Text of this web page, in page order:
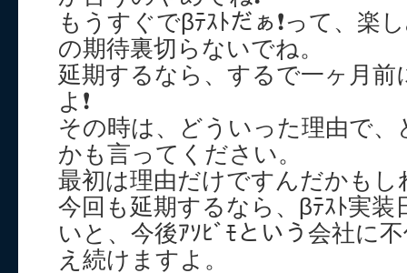
もうすぐでβﾃｽﾄだぁ❗って、楽
の期待裏切らないでね。
延期するなら、するで一ヶ月
よ❗
その時は、どういった理由で
かも言ってください。
最初は理由だけですんだかも
今回も延期するなら、βﾃｽﾄ実
いと、今後ｱｿﾋﾞﾓという会社に
え続けますよ。